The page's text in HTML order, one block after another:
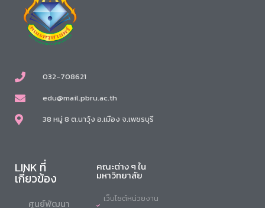
032-708621
edu@mail.pbru.ac.th
38 หมู่ 8 ต.นาวุ้ง อ.เมือง จ.เพชรบุรี
LINK ที่
เกี่ยวข้อง
ศูนย์พัฒนา
คณะต่าง ๆ ใน
มหาวิทยาลัย
เว็บไซต์หน่วยงาน